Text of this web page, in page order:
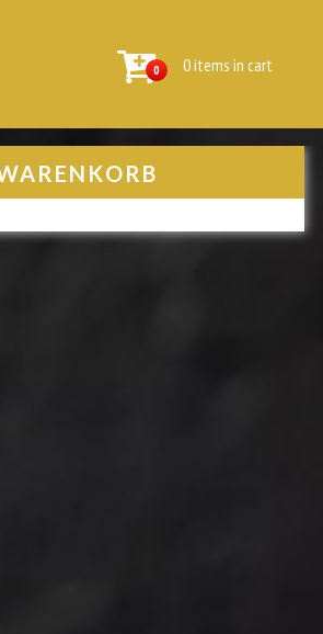
0 0 items in cart